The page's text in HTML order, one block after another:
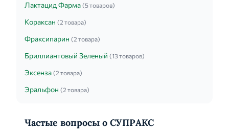
Лактацид Фарма (5 товаров)
Кораксан (2 товара)
Фраксипарин (2 товара)
Бриллиантовый Зеленый (13 товаров)
Эксенза (2 товара)
Эральфон (2 товара)
Частые вопросы о СУПРАКС